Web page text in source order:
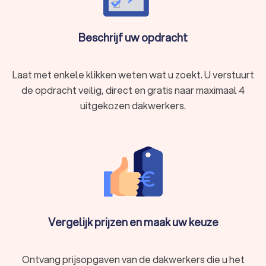
Beschrijf uw opdracht
Laat met enkele klikken weten wat u zoekt. U verstuurt
de opdracht veilig, direct en gratis naar maximaal 4
uitgekozen dakwerkers.
Vergelijk prijzen en maak uw keuze
Ontvang prijsopgaven van de dakwerkers die u het